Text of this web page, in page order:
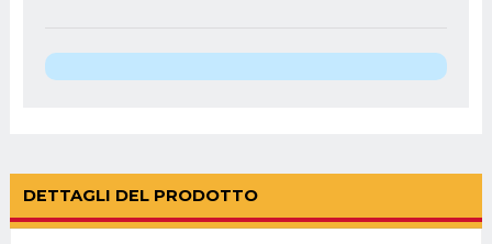
DETTAGLI DEL PRODOTTO